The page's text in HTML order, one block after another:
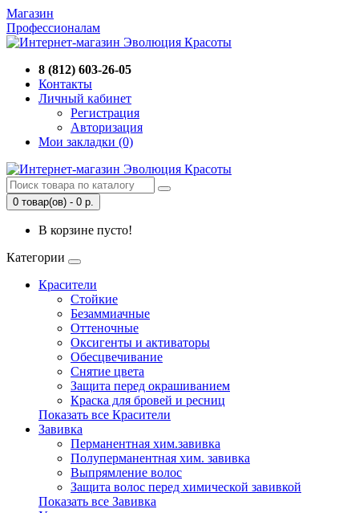
Магазин
Профессионалам
8 (812) 603-26-05
Контакты
Личный кабинет
Регистрация
Авторизация
Мои закладки (0)
0 товар(ов) - 0 р.
В корзине пусто!
Категории
Красители
Стойкие
Безаммиачные
Оттеночные
Оксигенты и активаторы
Обесцвечивание
Снятие цвета
Защита перед окрашиванием
Краска для бровей и ресниц
Показать все Красители
Завивка
Перманентная хим.завивка
Полуперманентная хим. завивка
Выпрямление волос
Защита волос перед химической завивкой
Показать все Завивка